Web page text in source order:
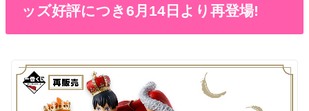
ッズ好評につき6月14日より再登場!